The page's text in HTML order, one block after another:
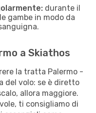
durante il
gambe in modo da
a Skiathos
la tratta Palermo -
del volo: se è diretto
allora maggiore.
ti consigliamo di